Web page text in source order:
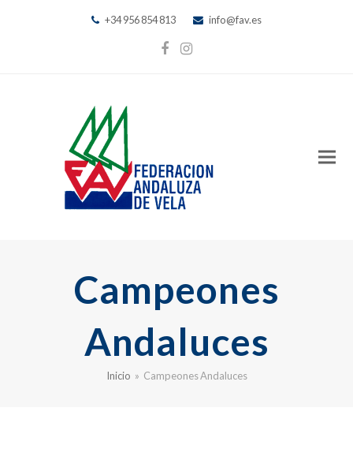
+34 956 854 813 info@fav.es
Facebook
Instagram
Campeones
Andaluces
Inicio » Campeones Andaluces